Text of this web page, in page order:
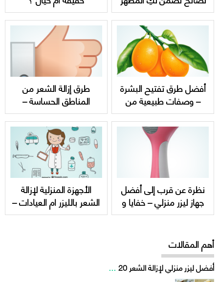
الجذاب
أفضل طرق تفتيح البشرة
– وصفات طبيعية من
مطبخك
طرق إزالة الشعر من
المناطق الحساسة –
إيجابيات و سلبيات تعرفي
عليها
نظرة عن قرب إلى أفضل
جهاز ليزر منزلي – خفايا و
أسرار
الأجهزة المنزلية لإزالة
الشعر بالليزر ام العيادات –
ايهما افضل؟
أهم المقالات
أفضل ليزر منزلي لإزالة الشعر 20 ...